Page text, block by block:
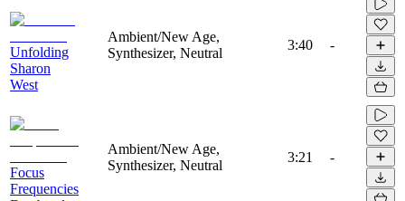
Unfolding
Sharon
West
Ambient/New Age,
Synthesizer, Neutral
3:40 -
Focus
Frequencies
Ambient/New Age,
Synthesizer, Neutral
3:21 -